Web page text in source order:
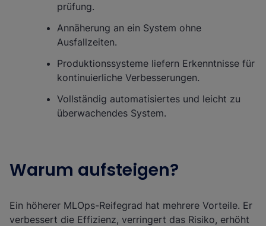
prüfung.
Annäherung an ein System ohne
Ausfallzeiten.
Produktionssysteme liefern Erkenntnisse für
kontinuierliche Verbesserungen.
Vollständig automatisiertes und leicht zu
überwachendes System.
Warum aufsteigen?
Ein höherer MLOps-Reifegrad hat mehrere Vorteile. Er
verbessert die Effizienz, verringert das Risiko, erhöht